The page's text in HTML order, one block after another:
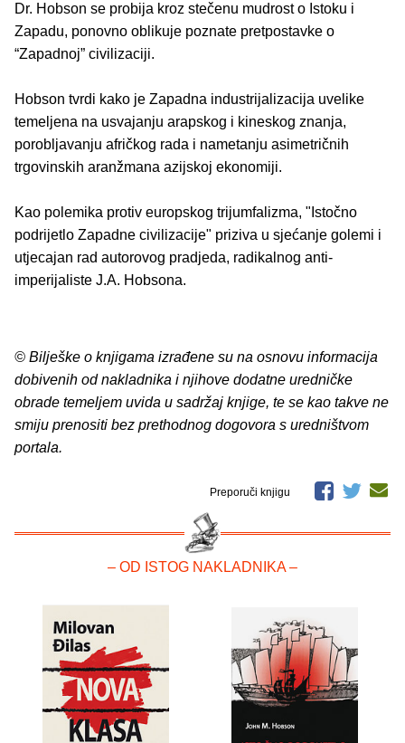
Dr. Hobson se probija kroz stečenu mudrost o Istoku i
Zapadu, ponovno oblikuje poznate pretpostavke o
“Zapadnoj” civilizaciji.
Hobson tvrdi kako je Zapadna industrijalizacija uvelike
temeljena na usvajanju arapskog i kineskog znanja,
porobljavanju afričkog rada i nametanju asimetričnih
trgovinskih aranžmana azijskoj ekonomiji.
Kao polemika protiv europskog trijumfalizma, "Istočno
podrijetlo Zapadne civilizacije" priziva u sjećanje golemi i
utjecajan rad autorovog pradjeda, radikalnog anti-
imperijaliste J.A. Hobsona.
© Bilješke o knjigama izrađene su na osnovu informacija
dobivenih od nakladnika i njihove dodatne uredničke
obrade temeljem uvida u sadržaj knjige, te se kao takve ne
smiju prenositi bez prethodnog dogovora s uredništvom
portala.
Preporuči knjigu
– OD ISTOG NAKLADNIKA –